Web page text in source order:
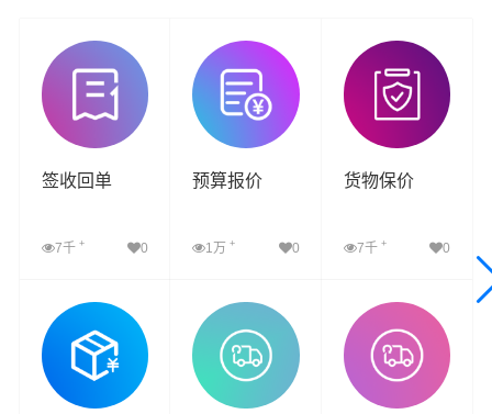
签收回单
7千 + 0
查看详细
预算报价
1万+ 0
查看详细
货物保价
7千 + 0
查看详细